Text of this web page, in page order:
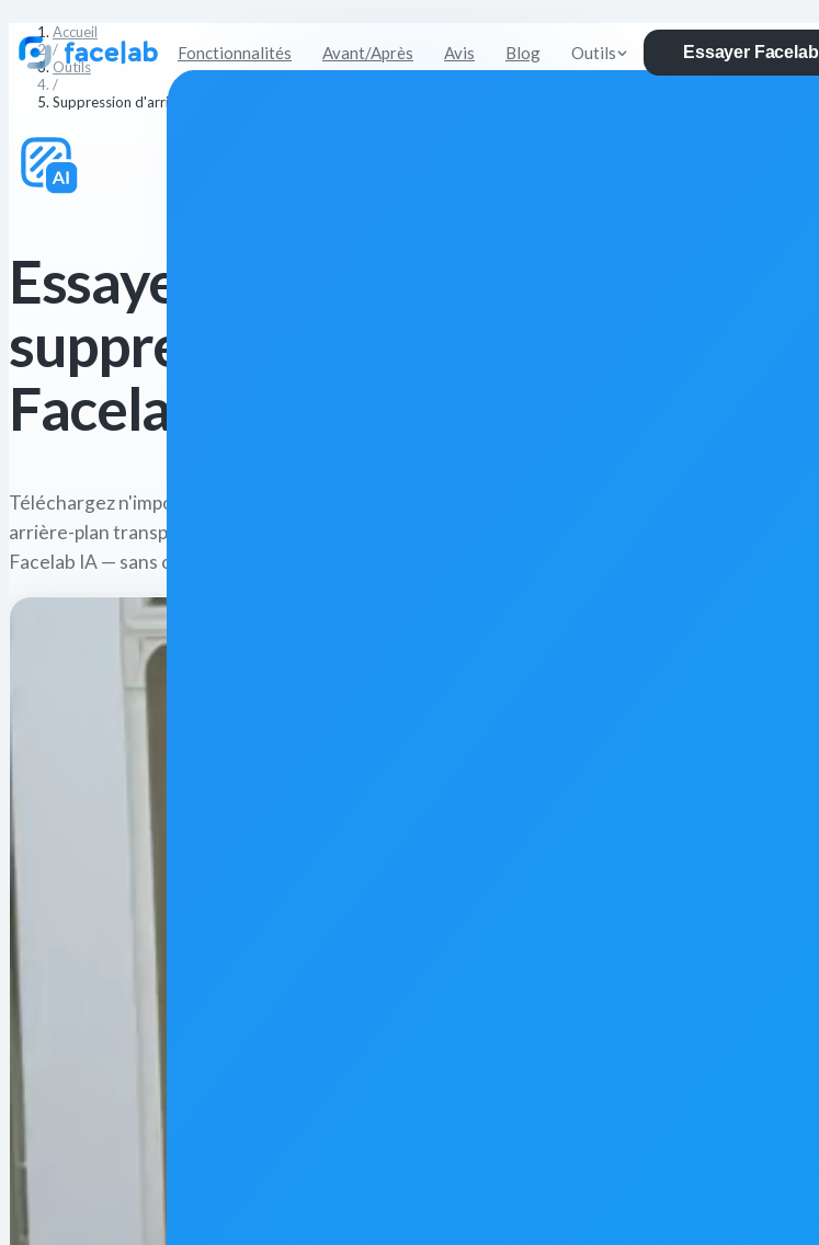
Fonctionnalités Avant/Après Avis Blog Outils Essayer Facelab
Accueil
/
Outils
/
Suppression d'arrière-plan
Essayez gratuitement le
suppresseur d'arrière-plan IA de
Facelab
Téléchargez n'importe quel portrait ou photo de produit et obtenez un
arrière-plan transparent et propre en quelques secondes. Propulsé par
Facelab IA — sans compétences en design.